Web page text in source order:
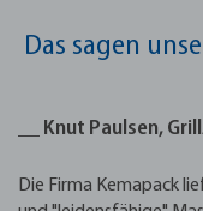
Das sagen
__ Knut Paulsen,
Die Firma Kemapack